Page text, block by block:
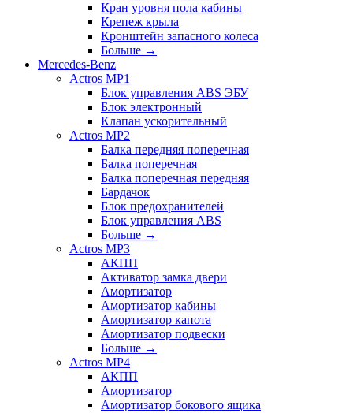
Кран уровня пола кабины
Крепеж крыла
Кронштейн запасного колеса
Больше →
Mercedes-Benz
Actros MP1
Блок управления ABS ЭБУ
Блок электронный
Клапан ускорительный
Actros MP2
Балка передняя поперечная
Балка поперечная
Балка поперечная передняя
Бардачок
Блок предохранителей
Блок управления ABS
Больше →
Actros MP3
АКПП
Активатор замка двери
Амортизатор
Амортизатор кабины
Амортизатор капота
Амортизатор подвески
Больше →
Actros MP4
АКПП
Амортизатор
Амортизатор бокового ящика